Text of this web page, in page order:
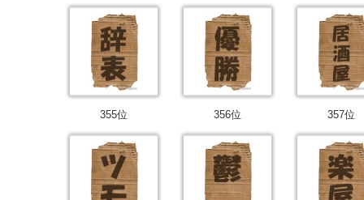
355位 356位 357位